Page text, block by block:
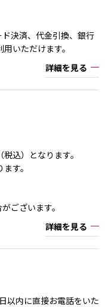
決済、代金引換、銀行
いただけます。
詳細を見る
込）となります。
す。
ございます。
詳細を見る
以内に直接お電話をいた